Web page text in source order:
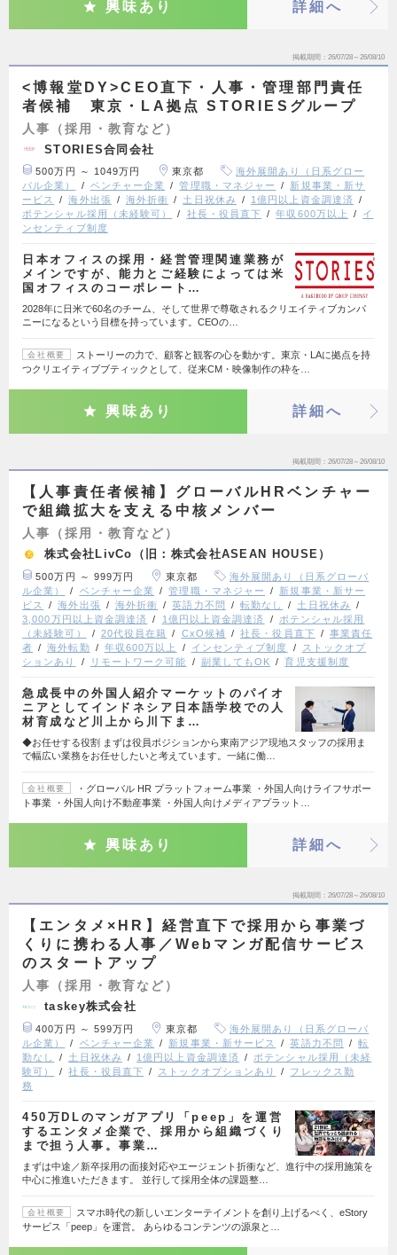
興味あり 詳細へ
掲載期間 26/07/28～26/08/10
<博報堂DY>CEO直下・人事・管理部門責任
者候補 東京・LA拠点 STORIESグループ
人事（採用・教育など）
STORIES合同会社
500万円 ～ 1049万円 東京都
海外展開あり（日系グロー
バル企業）
ベンチャー企業 管理職・マネジャー
新規事業・新サ
ービス
海外出張 海外折衝 土日祝休み
1億円以上資金調達済
ポテンシャル採用（未経験可）
社長・役員直下 年収600万以上
イ
ンセンティブ制度
日本オフィスの採用・経営管理関連業務が
メインですが、能力とご経験によっては米
国オフィスのコーポレート…
2028年に日米で60名のチーム、そして世界で尊敬されるクリエイティブカンパ
ニーになるという目標を持っています。CEOの…
会社概要
ストーリーの力で、顧客と観客の心を動かす。東京・LAに拠点を持
つクリエイティブブティックとして、従来CM・映像制作の枠を…
興味あり 詳細へ
掲載期間 26/07/28～26/08/10
【人事責任者候補】グローバルHRベンチャー
で組織拡大を支える中核メンバー
人事（採用・教育など）
株式会社LivCo（旧：株式会社ASEAN HOUSE）
500万円 ～ 999万円 東京都
海外展開あり（日系グローバ
ル企業）
ベンチャー企業 管理職・マネジャー
新規事業・新サー
ビス
海外出張 海外折衝 英語力不問 転勤なし
土日祝休み
3,000万円以上資金調達済
1億円以上資金調達済
ポテンシャル採用
（未経験可）
20代役員在籍 CxO候補 社長・役員直下
事業責任
者
海外転勤 年収600万以上 インセンティブ制度
ストックオプ
ションあり
リモートワーク可能 副業してもOK 育児支援制度
急成長中の外国人紹介マーケットのパイオ
ニアとしてインドネシア日本語学校での人
材育成など川上から川下ま…
◆お任せする役割 まずは役員ポジションから東南アジア現地スタッフの採用ま
で幅広い業務をお任せしたいと考えています。一緒に働…
会社概要
・グローバル HR プラットフォーム事業 ・外国人向けライフサポー
ト事業 ・外国人向け不動産事業 ・外国人向けメディアプラット…
興味あり 詳細へ
掲載期間 26/07/28～26/08/10
【エンタメ×HR】経営直下で採用から事業づ
くりに携わる人事／Webマンガ配信サービス
のスタートアップ
人事（採用・教育など）
taskey株式会社
400万円 ～ 599万円 東京都
海外展開あり（日系グローバ
ル企業）
ベンチャー企業 新規事業・新サービス 英語力不問
転
勤なし
土日祝休み 1億円以上資金調達済
ポテンシャル採用（未経
験可）
社長・役員直下 ストックオプションあり
フレックス勤
務
450万DLのマンガアプリ「peep」を運営
するエンタメ企業で、採用から組織づくり
まで担う人事。事業…
まずは中途／新卒採用の面接対応やエージェント折衝など、進行中の採用施策を
中心に推進いただきます。 並行して採用全体の課題整…
会社概要
スマホ時代の新しいエンターテイメントを創り上げるべく、eStory
サービス「peep」を運営。 あらゆるコンテンツの源泉と…